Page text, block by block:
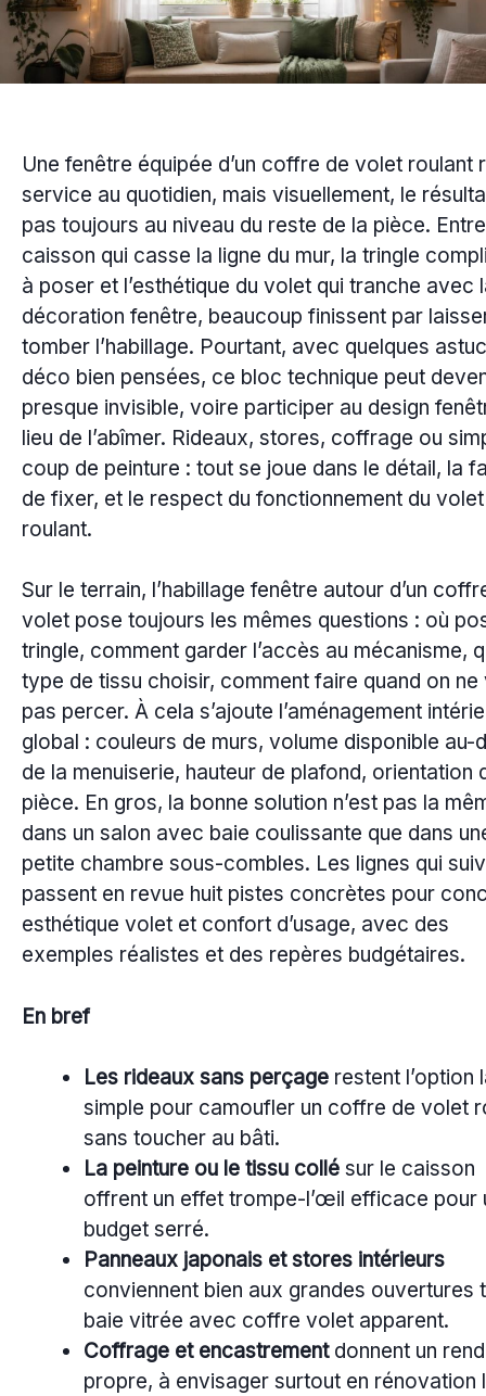
Une fenêtre équipée d’un coffre de volet roulant
service au quotidien, mais visuellement, le
pas toujours au niveau du reste de la pièce.
caisson qui casse la ligne du mur, la tringle
à poser et l’esthétique du volet qui tranche avec
décoration fenêtre, beaucoup finissent par
tomber l’habillage. Pourtant, avec quelques
déco bien pensées, ce bloc technique peut
presque invisible, voire participer au design
lieu de l’abîmer. Rideaux, stores, coffrage ou
coup de peinture : tout se joue dans le détail, la
de fixer, et le respect du fonctionnement du volet
roulant.
Sur le terrain, l’habillage fenêtre autour d’un
volet pose toujours les mêmes questions : où
tringle, comment garder l’accès au mécanisme,
type de tissu choisir, comment faire quand on ne
pas percer. À cela s’ajoute l’aménagement
global : couleurs de murs, volume disponible au-
de la menuiserie, hauteur de plafond, orientation
pièce. En gros, la bonne solution n’est pas la
dans un salon avec baie coulissante que dans
petite chambre sous-combles. Les lignes qui
passent en revue huit pistes concrètes pour
esthétique volet et confort d’usage, avec des
exemples réalistes et des repères budgétaires.
En bref
Les rideaux sans perçage restent l’option
simple pour camoufler un coffre de volet
sans toucher au bâti.
La peinture ou le tissu collé sur le caisson
offrent un effet trompe-l’œil efficace pour
budget serré.
Panneaux japonais et stores intérieurs
conviennent bien aux grandes ouvertures
baie vitrée avec coffre volet apparent.
Coffrage et encastrementdonnent un
propre, à envisager surtout en rénovation